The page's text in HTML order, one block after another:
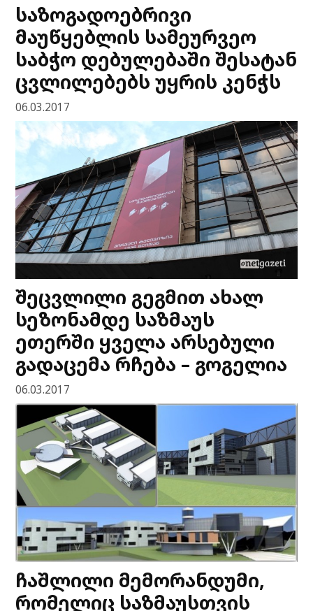
საზოგადოებრივი
მაუწყებლის სამეურვეო
საბჭო დებულებაში შესატან
ცვლილებებს უყრის კენჭს
06.03.2017
შეცვლილი გეგმით ახალ
სეზონამდე საზმაუს
ეთერში ყველა არსებული
გადაცემა რჩება – გოგელია
06.03.2017
ჩაშლილი მემორანდუმი,
რომელიც საზმაუსთვის